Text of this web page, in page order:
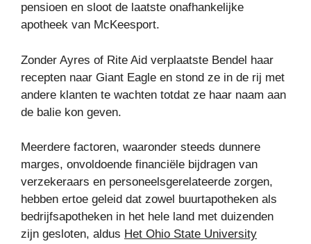
pensioen en sloot de laatste onafhankelijke
apotheek van McKeesport.
Zonder Ayres of Rite Aid verplaatste Bendel haar
recepten naar Giant Eagle en stond ze in de rij met
andere klanten te wachten totdat ze haar naam aan
de balie kon geven.
Meerdere factoren, waaronder steeds dunnere
marges, onvoldoende financiële bijdragen van
verzekeraars en personeelsgerelateerde zorgen,
hebben ertoe geleid dat zowel buurtapotheken als
bedrijfsapotheken in het hele land met duizenden
zijn gesloten, aldus Het Ohio State University